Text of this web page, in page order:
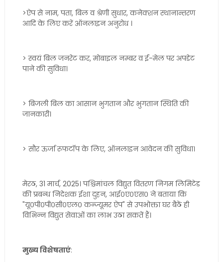
>ऐप से नाम, पता, बिल व श्रेणी सुधार, कनेक्शन स्थानान्तरण
आदि के लिए करें ऑनलाइन अनुरोध ।
> स्वयं बिल जनरेट कर, मोबाइल नम्बर व ई-मेल पर अपडेट
पाने की सुविधा।
> बिजली बिल का आसान भुगतान और भुगतान स्थिति की
जानकारी।
> सौर ऊर्जा रूफटॉप के लिए, ऑनलाइन आवेदन की सुविधा।
मेरठ, 31 मार्च, 2025। पश्चिमांचल विद्युत वितरण निगम लिमिटेड
की प्रबन्ध निदेशक ईशा दुहन, आई०ए०एस० ने बताया कि
"यू०पी०पी०सी०एल० कन्ज्यूमर ऐप" से उपभोक्ता घर बैठें ही
विभिन्न विद्युत सेवाओं का लाभ उठा सकतें हैं।
मुख्य विशेषताएं: